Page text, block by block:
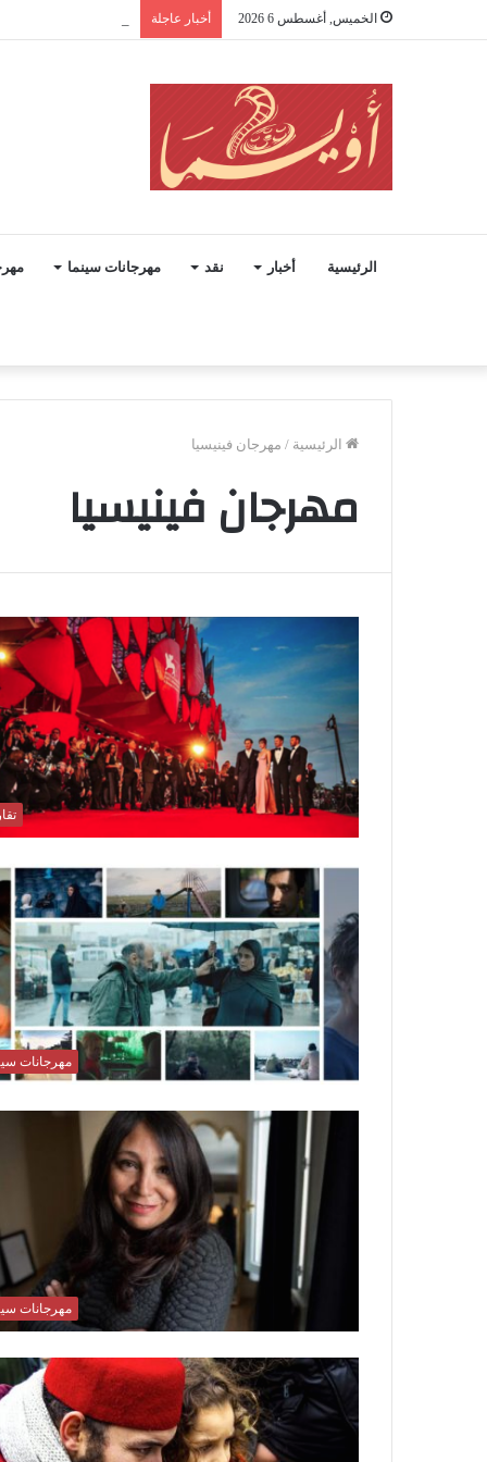
الخميس, أغسطس 6 2026 أخبار عاجلة
الرئيسية أخبار نقد مهرجانات سينما
الرئيسية / مهرجان فينيسيا
مهرجان فينيسيا
مهرجانات
مهرجانات